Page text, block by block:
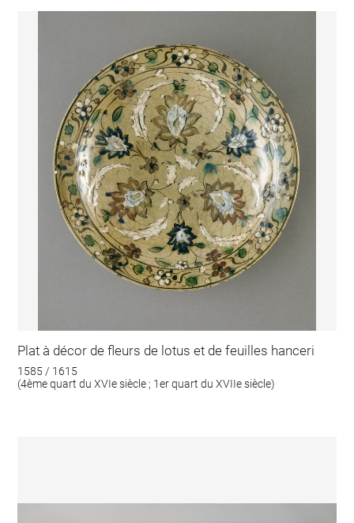
Plat à décor de fleurs de lotus et de feuilles hanceri
1585 / 1615
(4ème quart du XVIe siècle ; 1er quart du XVIIe siècle)